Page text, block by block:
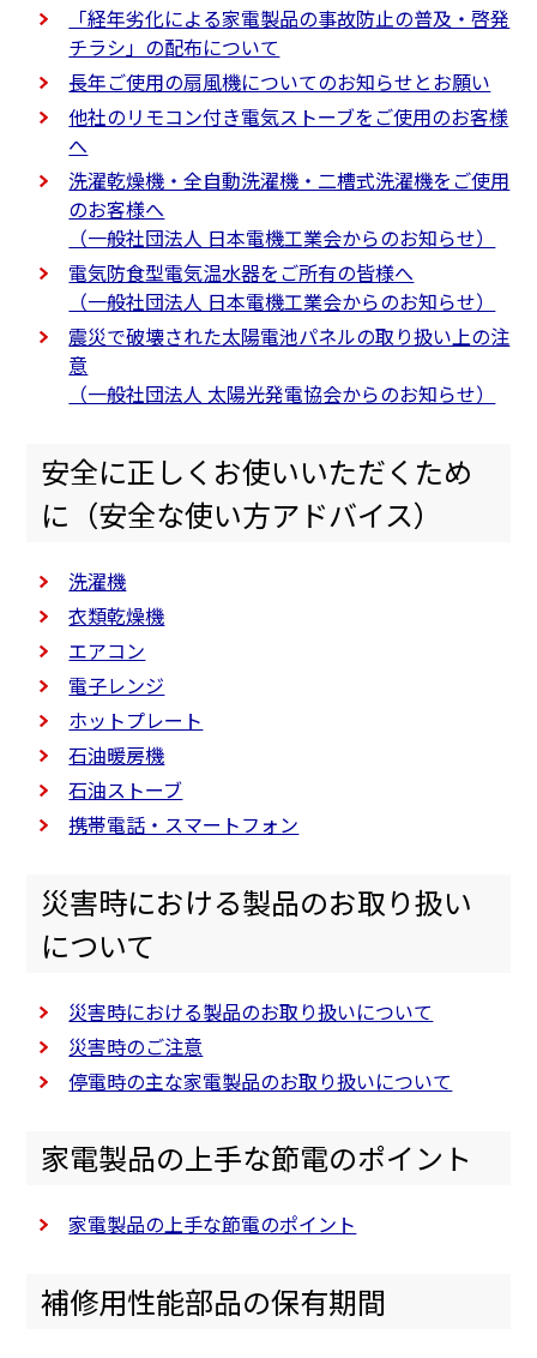
「経年劣化による家電製品の事故防止の普及・啓発
チラシ」の配布について
長年ご使用の扇風機についてのお知らせとお願い
他社のリモコン付き電気ストーブをご使用のお客様
へ
洗濯乾燥機・全自動洗濯機・二槽式洗濯機をご使用
のお客様へ
（一般社団法人 日本電機工業会からのお知らせ）
電気防食型電気温水器をご所有の皆様へ
（一般社団法人 日本電機工業会からのお知らせ）
震災で破壊された太陽電池パネルの取り扱い上の注
意
（一般社団法人 太陽光発電協会からのお知らせ）
安全に正しくお使いいただくため
に（安全な使い方アドバイス）
洗濯機
衣類乾燥機
エアコン
電子レンジ
ホットプレート
石油暖房機
石油ストーブ
携帯電話・スマートフォン
災害時における製品のお取り扱い
について
災害時における製品のお取り扱いについて
災害時のご注意
停電時の主な家電製品のお取り扱いについて
家電製品の上手な節電のポイント
家電製品の上手な節電のポイント
補修用性能部品の保有期間